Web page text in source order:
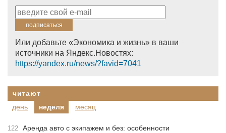
Или добавьте «Экономика и жизнь» в ваши
источники на Яндекс.Новостях:
https://yandex.ru/news/?favid=7041
читают
день
неделя месяц
122 Аренда авто с экипажем и без: особенности